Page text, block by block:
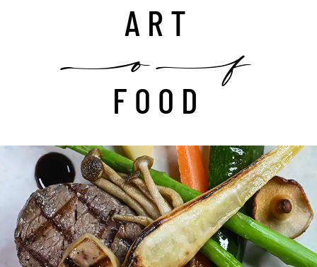
ART
of
FOOD